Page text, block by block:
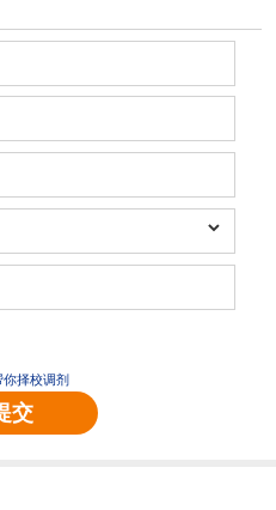
择校调剂
交